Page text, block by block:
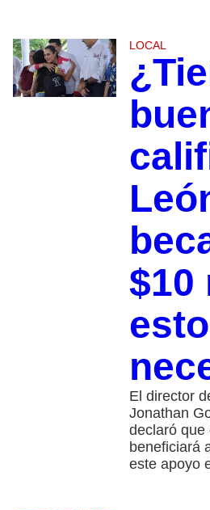
LOCAL
$10
esto
El director
Jonathan
declaró que
beneficiará
este apoyo